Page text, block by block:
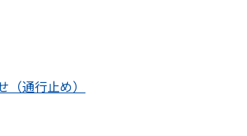
通行止め）